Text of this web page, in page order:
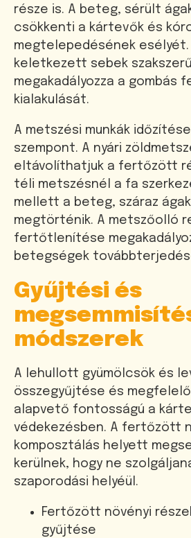
része is. A beteg, sérült
csökkenti a kártevők és
megtelepedésének esélyét.
keletkezett sebek
megakadályozza a gombás
kialakulását.
A metszési munkák
szempont. A nyári
eltávolíthatjuk a fertőzött
téli metszésnél a fa
mellett a beteg, száraz
megtörténik. A metszőolló
fertőtlenítése
betegségek
Gyűjtési és
módszerek
A lehullott gyümölcsök és
összegyűjtése és
alapvető fontosságú a
védekezésben. A fertőzött
komposztálás helyett
kerülnek, hogy ne
szaporodási helyéül.
Fertőzött növényi
gyűjtése